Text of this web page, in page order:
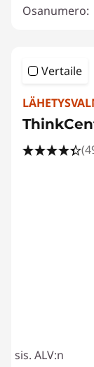
Osanumero:
Vertaile
sis. ALV:n